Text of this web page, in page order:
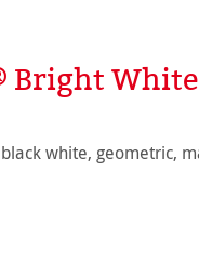
Bright White